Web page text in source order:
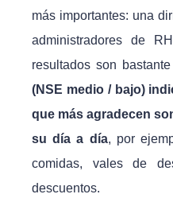
más importantes: una
administradores de
resultados son
(NSE medio / bajo)
que más agradecen
su día a día, por
comidas, vales de
descuentos.